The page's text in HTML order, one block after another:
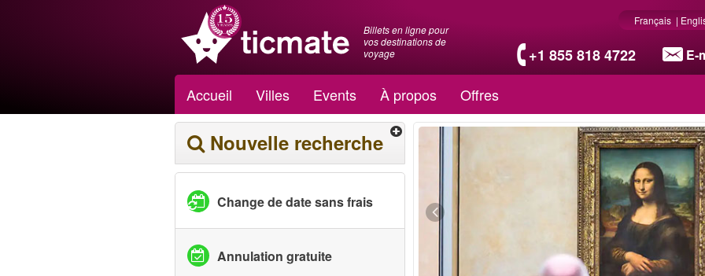
Billets en ligne pour
vos destinations de
voyage
+1 855 818 4722 E-
Français |
Accueil Villes Events À propos Offres
Nouvelle recherche
Change de date sans frais
Annulation gratuite